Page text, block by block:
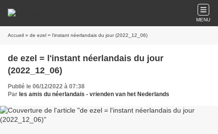
MENU
Accueil » de ezel = l'instant néerlandais du jour (2022_12_06)
de ezel = l'instant néerlandais du jour
(2022_12_06)
Publié le 06/12/2022 à 07:38
Par les amis du néerlandais - vrienden van het Nederlands